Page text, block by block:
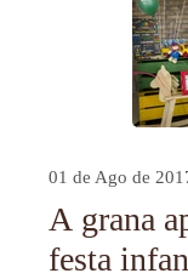
01 de Ago de
A grana
festa